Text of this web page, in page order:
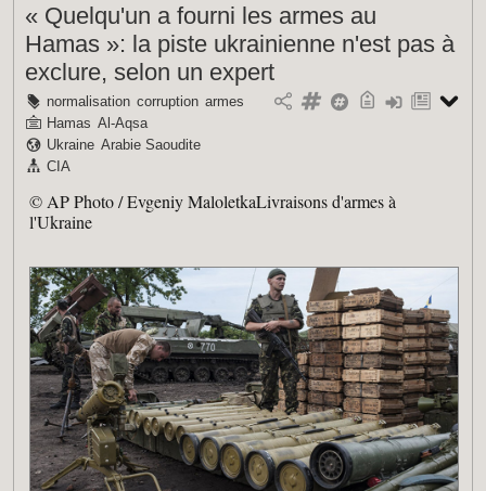
« Quelqu'un a fourni les armes au
Hamas »: la piste ukrainienne n'est pas à
exclure, selon un expert
normalisation corruption armes
Hamas Al-Aqsa
Ukraine Arabie Saoudite
CIA
© AP Photo / Evgeniy MaloletkaLivraisons d'armes à
l'Ukraine